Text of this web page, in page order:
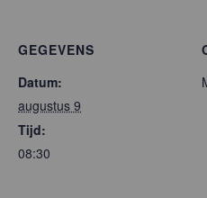
GEGEVENS
Datum:
augustus 9
Tijd:
08:30